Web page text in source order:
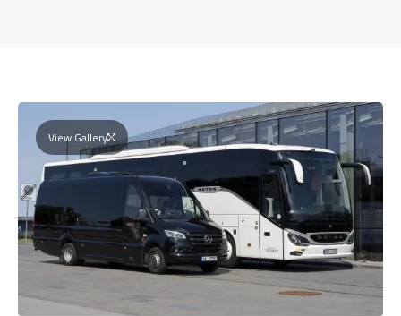
View Gallery